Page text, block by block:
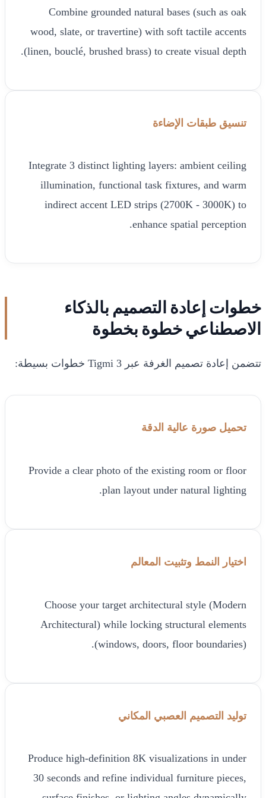
Combine grounded natural bases (such as oak
wood, slate, or travertine) with soft tactile accents
(linen, bouclé, brushed brass) to create visual depth.
تنسيق طبقات الإضاءة
Integrate 3 distinct lighting layers: ambient ceiling
illumination, functional task fixtures, and warm
indirect accent LED strips (2700K - 3000K) to
enhance spatial perception.
خطوات إعادة التصميم بالذكاء
الاصطناعي خطوة بخطوة
تتضمن إعادة تصميم الغرفة عبر Tigmi 3 خطوات بسيطة:
تحميل صورة عالية الدقة
Provide a clear photo of the existing room or floor
plan layout under natural lighting.
اختيار النمط وتثبيت المعالم
Choose your target architectural style (Modern
Architectural) while locking structural elements
(windows, doors, floor boundaries).
توليد التصميم العصبي المكاني
Produce high-definition 8K visualizations in under
30 seconds and refine individual furniture pieces,